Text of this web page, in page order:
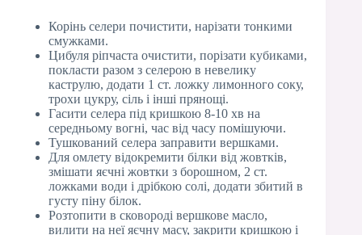
Корінь селери почистити, нарізати тонкими
смужками.
Цибуля ріпчаста очистити, порізати кубиками,
покласти разом з селерою в невелику
каструлю, додати 1 ст. ложку лимонного соку,
трохи цукру, сіль і інші прянощі.
Гасити селера під кришкою 8-10 хв на
середньому вогні, час від часу помішуючи.
Тушкований селера заправити вершками.
Для омлету відокремити білки від жовтків,
змішати яєчні жовтки з борошном, 2 ст.
ложками води і дрібкою солі, додати збитий в
густу піну білок.
Розтопити в сковороді вершкове масло,
вилити на неї яєчну масу, закрити кришкою і